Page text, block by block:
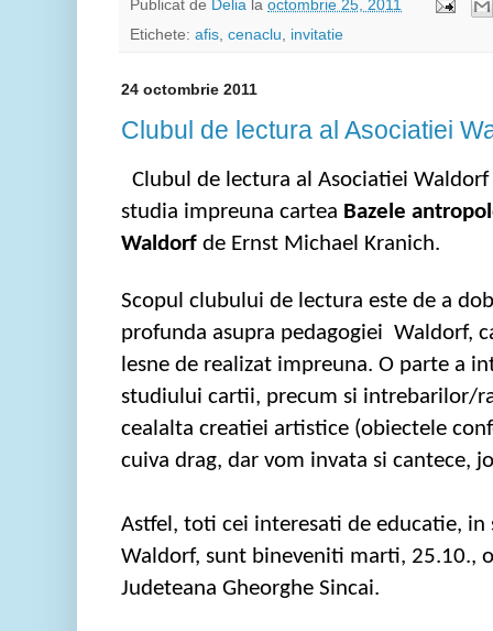
Publicat de Delia la octombrie 25, 2011
Etichete: afis cenaclu invitatie
24 octombrie 2011
Clubul de lectura al Asociatiei
Clubul de lectura al Asociatiei
studia impreuna cartea Bazele
Waldorf de Ernst Michael Kranich.
Scopul clubului de lectura este de a
profunda asupra pedagogiei Waldorf,
lesne de realizat impreuna. O parte a
studiului cartii, precum si intrebarilor/
cealalta creatiei artistice (obiectele
cuiva drag, dar vom invata si cantece,
Astfel , toti cei interesati de educatie, in
Waldorf, sunt bineveniti marti, 25.10.,
Judeteana Gheorghe Sincai.